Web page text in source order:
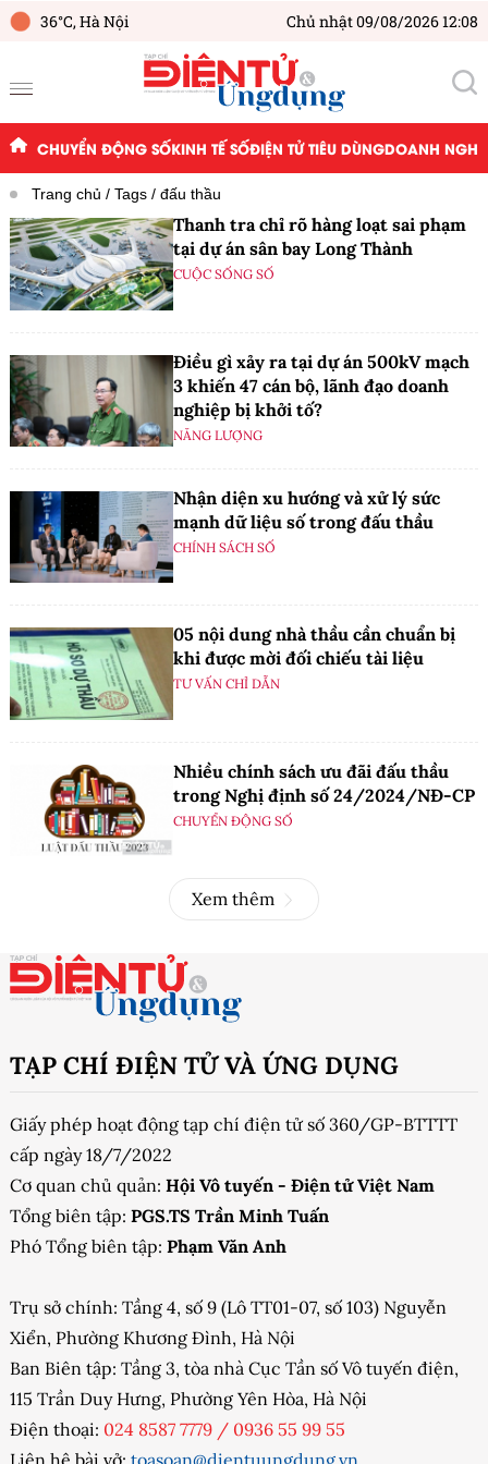
36°C,Hà Nội Chủ nhật 09/08/2026 12:08
CHUYỂN ĐỘNG SỐKINH TẾ SỐĐIỆN TỬ TIÊU DÙNGDOANH
Trang chủ Tags đấu thầu
Thanh tra chỉ rõ hàng loạt sai phạm
tại dự án sân bay Long Thành
CUỘC SỐNG SỐ
Điều gì xảy ra tại dự án 500kV mạch
3 khiến 47 cán bộ, lãnh đạo doanh
nghiệp bị khởi tố?
NĂNG LƯỢNG
Nhận diện xu hướng và xử lý sức
mạnh dữ liệu số trong đấu thầu
CHÍNH SÁCH SỐ
05 nội dung nhà thầu cần chuẩn bị
khi được mời đối chiếu tài liệu
TƯ VẤN CHỈ DẪN
Nhiều chính sách ưu đãi đấu thầu
trong Nghị định số 24/2024/NĐ-CP
CHUYỂN ĐỘNG SỐ
Xem thêm
TẠP CHÍ ĐIỆN TỬ VÀ ỨNG DỤNG
Giấy phép hoạt động tạp chí điện tử số 360/GP-BTTTT
cấp ngày 18/7/2022
Cơ quan chủ quản: Hội Vô tuyến - Điện tử Việt Nam
Tổng biên tập: PGS.TS Trần Minh Tuấn
Phó Tổng biên tập: Phạm Văn Anh
Trụ sở chính: Tầng 4, số 9 (Lô TT01-07, số 103) Nguyễn
Xiển, Phường Khương Đình, Hà Nội
Ban Biên tập: Tầng 3, tòa nhà Cục Tần số Vô tuyến điện,
115 Trần Duy Hưng, Phường Yên Hòa, Hà Nội
Điện thoại: 024 8587 7779 / 0936 55 99 55